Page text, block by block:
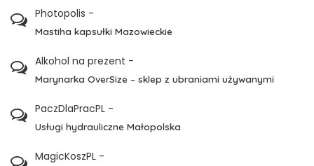
Photopolis -
Mastiha kapsułki Mazowieckie
Alkohol na prezent -
Marynarka OverSize – sklep z ubraniami używanymi
PaczDlaPracPL -
Usługi hydrauliczne Małopolska
MagicKoszPL -